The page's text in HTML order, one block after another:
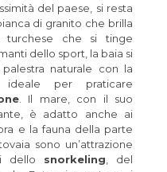
del paese, si resta
di granito che brilla
turchese che si tinge
dello sport, la baia si
naturale con la
per praticare
. Il mare, con il suo
è adatto anche ai
e la fauna della parte
sono un’attrazione
dello snorkeling , del